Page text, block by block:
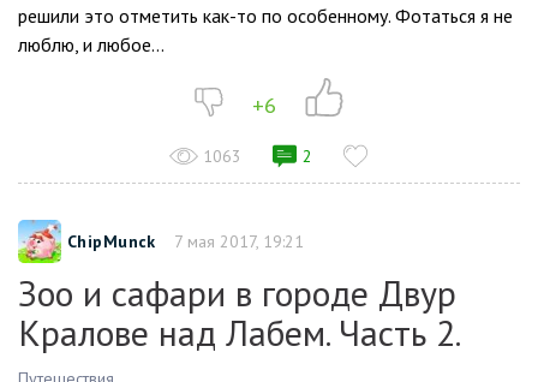
решили это отметить как-то по особенному. Фотаться я не
люблю, и любое...
+6
1063 2
ChipMunck 7 мая 2017, 19:21
Зоо и сафари в городе Двур
Кралове над Лабем. Часть 2.